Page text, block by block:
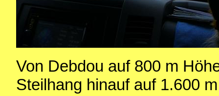
Von Debdou auf 800 m
Steilhang hinauf auf 1.600